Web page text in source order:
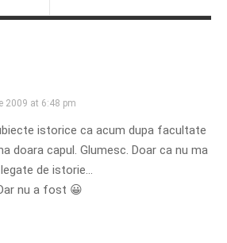
2009 at 6:48 pm
istorice ca acum dupa facultate
doara capul. Glumesc. Doar ca nu ma
de istorie…
nu a fost 😀